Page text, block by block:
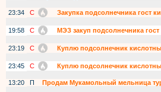
23:34
С
Закупка подсолнечника гост
19:58
С
МЭЗ закуп подсолнечника
23:19
С
Куплю подсолнечник
23:45
С
Куплю подсолнечник
13:20
П
Продам Мукамольный мельница